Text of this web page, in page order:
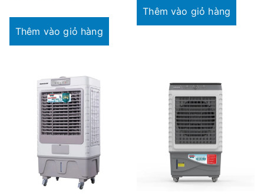
3,080,000₫.
tại
Thêm vào giỏ hàng
Thêm vào giỏ hàng